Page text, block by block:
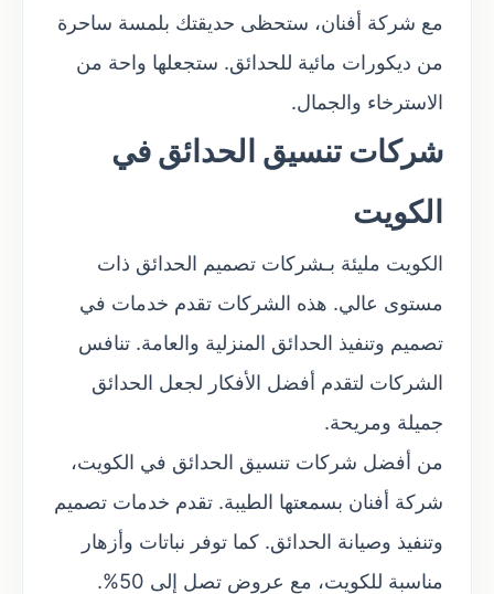
مع شركة أفنان، ستحظى حديقتك بلمسة ساحرة
من ديكورات مائية للحدائق. ستجعلها واحة من
الاسترخاء والجمال.
شركات تنسيق الحدائق في
الكويت
الكويت مليئة بـشركات تصميم الحدائق ذات
مستوى عالي. هذه الشركات تقدم خدمات في
تصميم وتنفيذ الحدائق المنزلية والعامة. تنافس
الشركات لتقدم أفضل الأفكار لجعل الحدائق
جميلة ومريحة.
من أفضل شركات تنسيق الحدائق في الكويت،
شركة أفنان بسمعتها الطيبة. تقدم خدمات تصميم
وتنفيذ وصيانة الحدائق. كما توفر نباتات وأزهار
مناسبة للكويت، مع عروض تصل إلى 50%.